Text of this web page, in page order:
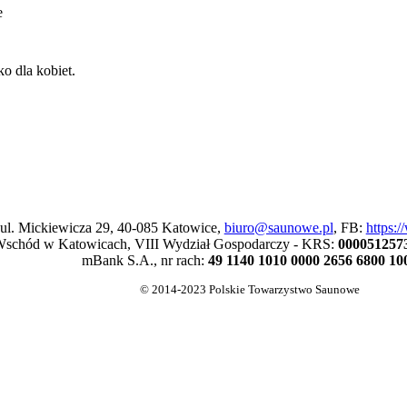
dla kobiet.
Mickiewicza 29, 40-085 Katowice, biuro@saunowe.pl, FB:
w Katowicach, VIII Wydział Gospodarczy - KRS:
mBank S.A., nr rach:49 1140 1010 0000 2656 6800
© 2014-2023 Polskie Towarzystwo Saunowe